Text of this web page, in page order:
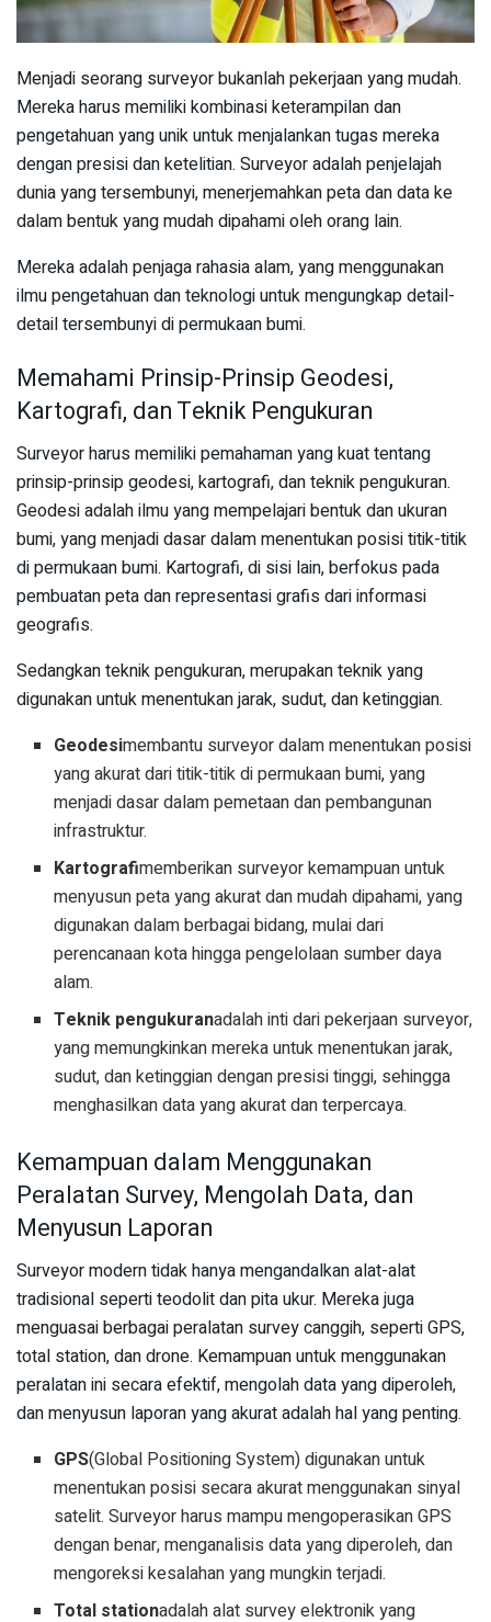
Menjadi seorang surveyor bukanlah pekerjaan yang mudah.
Mereka harus memiliki kombinasi keterampilan dan
pengetahuan yang unik untuk menjalankan tugas mereka
dengan presisi dan ketelitian. Surveyor adalah penjelajah
dunia yang tersembunyi, menerjemahkan peta dan data ke
dalam bentuk yang mudah dipahami oleh orang lain.
Mereka adalah penjaga rahasia alam, yang menggunakan
ilmu pengetahuan dan teknologi untuk mengungkap detail-
detail tersembunyi di permukaan bumi.
Memahami Prinsip-Prinsip Geodesi,
Kartografi, dan Teknik Pengukuran
Surveyor harus memiliki pemahaman yang kuat tentang
prinsip-prinsip geodesi, kartografi, dan teknik pengukuran.
Geodesi adalah ilmu yang mempelajari bentuk dan ukuran
bumi, yang menjadi dasar dalam menentukan posisi titik-titik
di permukaan bumi. Kartografi, di sisi lain, berfokus pada
pembuatan peta dan representasi grafis dari informasi
geografis.
Sedangkan teknik pengukuran, merupakan teknik yang
digunakan untuk menentukan jarak, sudut, dan ketinggian.
Geodesimembantu surveyor dalam menentukan posisi
yang akurat dari titik-titik di permukaan bumi, yang
menjadi dasar dalam pemetaan dan pembangunan
infrastruktur.
Kartografimemberikan surveyor kemampuan untuk
menyusun peta yang akurat dan mudah dipahami, yang
digunakan dalam berbagai bidang, mulai dari
perencanaan kota hingga pengelolaan sumber daya
alam.
Teknik pengukuranadalah inti dari pekerjaan surveyor,
yang memungkinkan mereka untuk menentukan jarak,
sudut, dan ketinggian dengan presisi tinggi, sehingga
menghasilkan data yang akurat dan terpercaya.
Kemampuan dalam Menggunakan
Peralatan Survey, Mengolah Data, dan
Menyusun Laporan
Surveyor modern tidak hanya mengandalkan alat-alat
tradisional seperti teodolit dan pita ukur. Mereka juga
menguasai berbagai peralatan survey canggih, seperti GPS,
total station, dan drone. Kemampuan untuk menggunakan
peralatan ini secara efektif, mengolah data yang diperoleh,
dan menyusun laporan yang akurat adalah hal yang penting.
GPS(Global Positioning System) digunakan untuk
menentukan posisi secara akurat menggunakan sinyal
satelit. Surveyor harus mampu mengoperasikan GPS
dengan benar, menganalisis data yang diperoleh, dan
mengoreksi kesalahan yang mungkin terjadi.
Total stationadalah alat survey elektronik yang